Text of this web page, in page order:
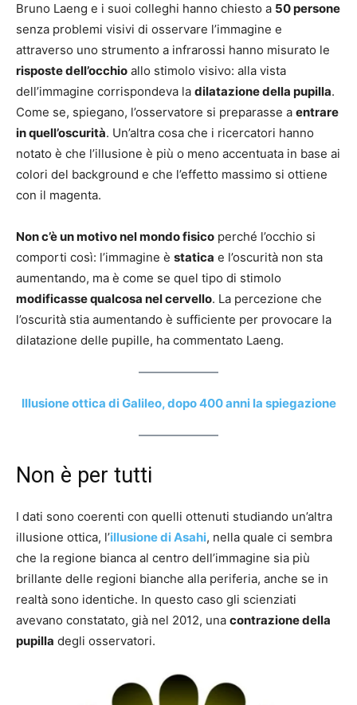
Bruno Laeng e i suoi colleghi hanno chiesto a 50 persone
senza problemi visivi di osservare l’immagine e
attraverso uno strumento a infrarossi hanno misurato le
risposte dell’occhio allo stimolo visivo: alla vista
dell’immagine corrispondeva la dilatazione della pupilla.
Come se, spiegano, l’osservatore si preparasse a entrare
in quell’oscurità. Un’altra cosa che i ricercatori hanno
notato è che l’illusione è più o meno accentuata in base ai
colori del background e che l’effetto massimo si ottiene
con il magenta.
Non c’è un motivo nel mondo fisico perché l’occhio si
comporti così: l’immagine è statica e l’oscurità non sta
aumentando, ma è come se quel tipo di stimolo
modificasse qualcosa nel cervello. La percezione che
l’oscurità stia aumentando è sufficiente per provocare la
dilatazione delle pupille, ha commentato Laeng.
Illusione ottica di Galileo, dopo 400 anni la spiegazione
Non è per tutti
I dati sono coerenti con quelli ottenuti studiando un’altra
illusione ottica, l’illusione di Asahi, nella quale ci sembra
che la regione bianca al centro dell’immagine sia più
brillante delle regioni bianche alla periferia, anche se in
realtà sono identiche. In questo caso gli scienziati
avevano constatato, già nel 2012, una contrazione della
pupilla degli osservatori.